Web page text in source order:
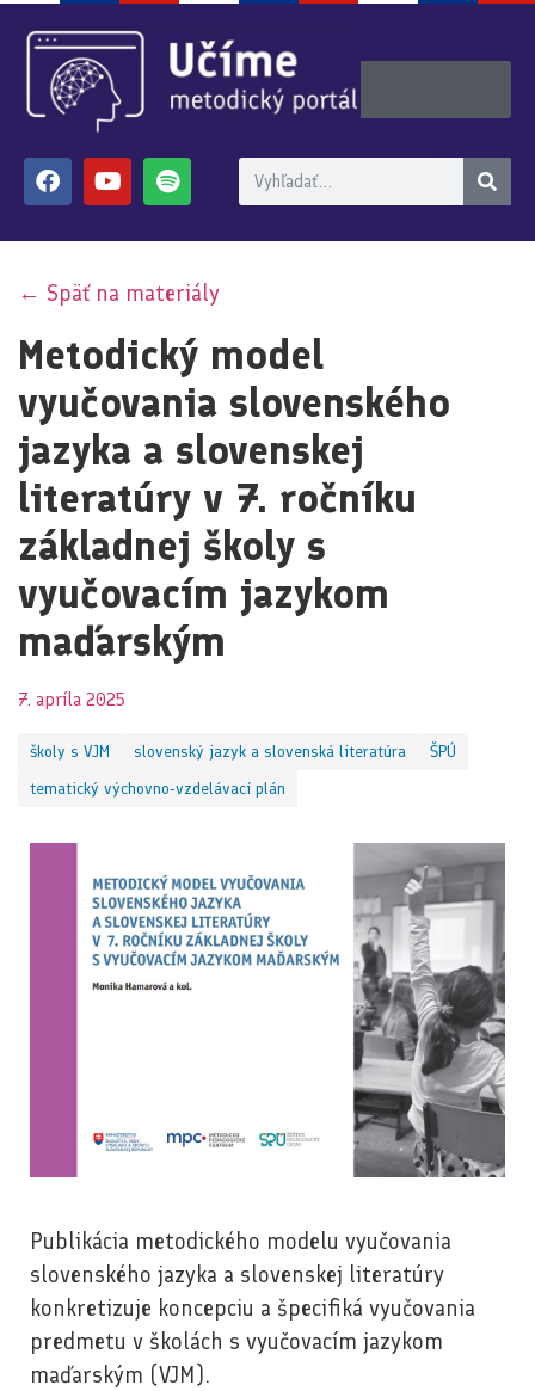
← Späť na materiály
Metodický model
vyučovania slovenského
jazyka a slovenskej
literatúry v 7. ročníku
základnej školy s
vyučovacím jazykom
maďarským
7. apríla 2025
školy s VJM slovenský jazyk a slovenská literatúra
ŠPÚ
tematický výchovno-vzdelávací plán
Publikácia metodického modelu vyučovania
slovenského jazyka a slovenskej literatúry
konkretizuje koncepciu a špecifiká vyučovania
predmetu v školách s vyučovacím jazykom
maďarským (VJM).